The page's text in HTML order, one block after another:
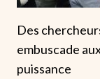
Des
embuscade
puissance